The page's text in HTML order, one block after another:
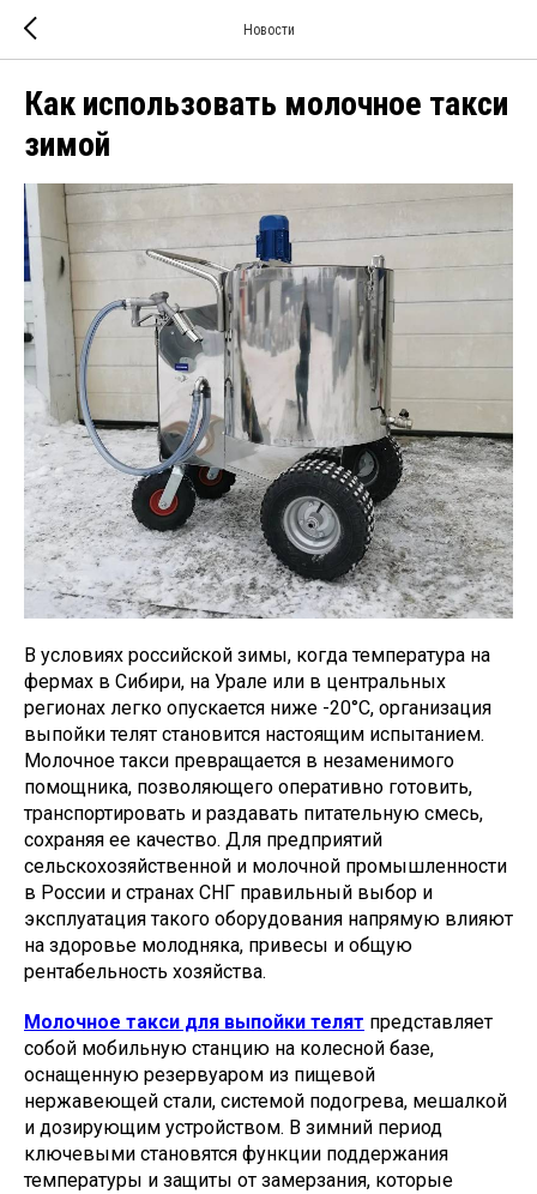
Новости
Как использовать молочное такси
зимой
В условиях российской зимы, когда температура на
фермах в Сибири, на Урале или в центральных
регионах легко опускается ниже -20°C, организация
выпойки телят становится настоящим испытанием.
Молочное такси превращается в незаменимого
помощника, позволяющего оперативно готовить,
транспортировать и раздавать питательную смесь,
сохраняя ее качество. Для предприятий
сельскохозяйственной и молочной промышленности
в России и странах СНГ правильный выбор и
эксплуатация такого оборудования напрямую влияют
на здоровье молодняка, привесы и общую
рентабельность хозяйства.
Молочное такси для выпойки телят представляет
собой мобильную станцию на колесной базе,
оснащенную резервуаром из пищевой
нержавеющей стали, системой подогрева, мешалкой
и дозирующим устройством. В зимний период
ключевыми становятся функции поддержания
температуры и защиты от замерзания, которые